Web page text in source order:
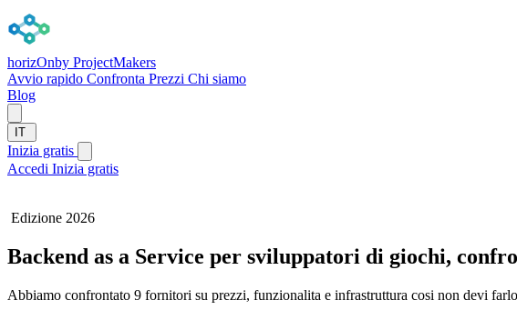
horizOnby ProjectMakers
Avvio rapido Confronta Prezzi Chi siamo
Blog
IT
Inizia gratis
Accedi Inizia gratis
Edizione 2026
Backend as a Service per sviluppatori di giochi,
Abbiamo confrontato 9 fornitori su prezzi, funzionalita e infrastruttura cosi non devi